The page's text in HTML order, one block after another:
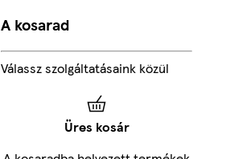
A kosarad
Válassz szolgáltatásaink közül
Üres kosár